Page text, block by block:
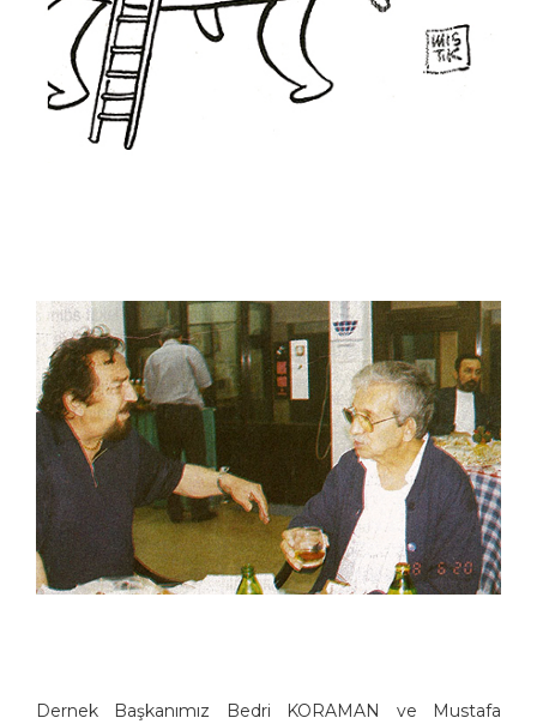
Dernek Başkanımız Bedri KORAMAN ve Mustafa